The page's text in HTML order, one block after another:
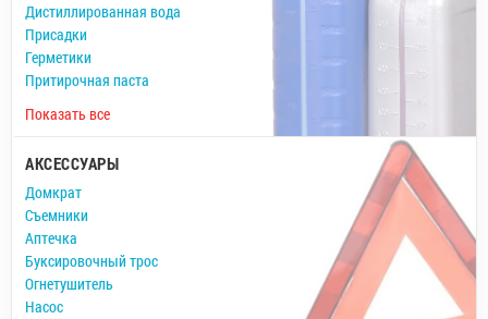
Дистиллированная вода
Присадки
Герметики
Притирочная паста
Показать все
АКСЕССУАРЫ
Домкрат
Съемники
Аптечка
Буксировочный трос
Огнетушитель
Насос